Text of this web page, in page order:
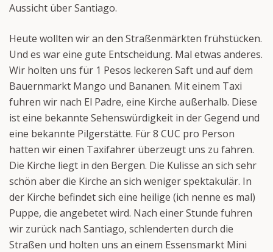
Aussicht über Santiago.
Heute wollten wir an den Straßenmärkten frühstücken.
Und es war eine gute Entscheidung. Mal etwas anderes.
Wir holten uns für 1 Pesos leckeren Saft und auf dem
Bauernmarkt Mango und Bananen. Mit einem Taxi
fuhren wir nach El Padre, eine Kirche außerhalb. Diese
ist eine bekannte Sehenswürdigkeit in der Gegend und
eine bekannte Pilgerstätte. Für 8 CUC pro Person
hatten wir einen Taxifahrer überzeugt uns zu fahren.
Die Kirche liegt in den Bergen. Die Kulisse an sich sehr
schön aber die Kirche an sich weniger spektakulär. In
der Kirche befindet sich eine heilige (ich nenne es mal)
Puppe, die angebetet wird. Nach einer Stunde fuhren
wir zurück nach Santiago, schlenderten durch die
Straßen und holten uns an einem Essensmarkt Mini